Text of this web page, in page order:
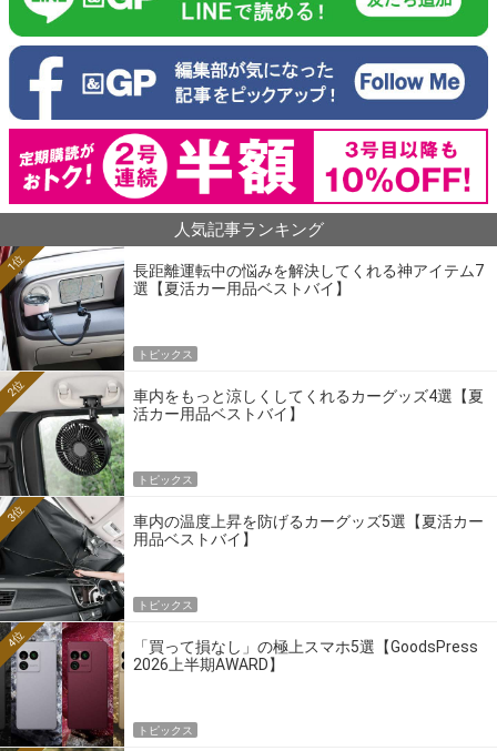
人気記事ランキング
長距離運転中の悩みを解決してくれる神アイテム7
選【夏活カー用品ベストバイ】
1位
トピックス
車内をもっと涼しくしてくれるカーグッズ4選【夏
活カー用品ベストバイ】
2位
トピックス
車内の温度上昇を防げるカーグッズ5選【夏活カー
用品ベストバイ】
3位
トピックス
「買って損なし」の極上スマホ5選【GoodsPress
2026上半期AWARD】
4位
トピックス